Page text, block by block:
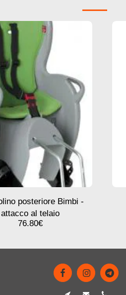
posteriore Bimbi -
attacco al telaio
76.80€